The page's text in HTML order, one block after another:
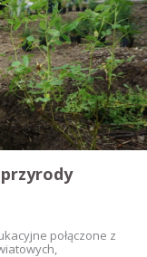
połączone z